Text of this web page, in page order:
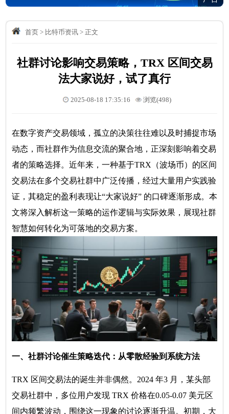
首页> 比特币资讯> 正文
社群讨论影响交易策略，TRX 区间交易
法大家说好，试了真行
2025-08-18 17:35:16 浏览(498)
在数字资产交易领域，孤立的决策往往难以及时捕捉市场
动态，而社群作为信息交流的聚合地，正深刻影响着交易
者的策略选择。近年来，一种基于TRX（波场币）的区间
交易法在多个交易社群中广泛传播，经过大量用户实践验
证，其稳定的盈利表现让“大家说好” 的口碑逐渐形成。本
文将深入解析这一策略的运作逻辑与实际效果，展现社群
智慧如何转化为可落地的交易方案。
一、社群讨论催生策略迭代：从零散经验到系统方法
TRX 区间交易法的诞生并非偶然。2024 年3 月，某头部
交易社群中，多位用户发现 TRX 价格在0.05-0.07 美元区
间内频繁波动，围绕这一现象的讨论逐渐升温。初期，大